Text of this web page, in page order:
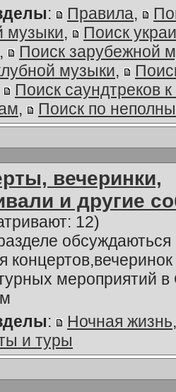
: Правила,
музыки,
Поиск
,
Поиск зарубежной
музыки,
Поиск саундтреков
, Поиск по
вечеринки,
и другие
12)
мероприятий
: Ночная жизнь
и туры